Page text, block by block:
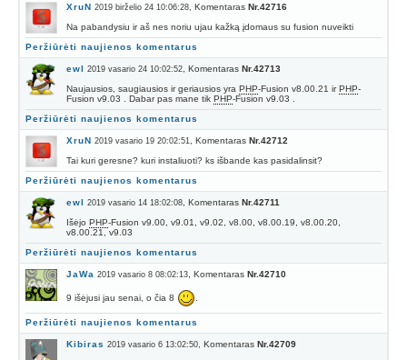
XruN 2019 birželio 24 10:06:28, Komentaras Nr.42716
Na pabandysiu ir aš nes noriu ujau kažką įdomaus su fusion nuveikti
Peržiūrėti naujienos komentarus
ewl 2019 vasario 24 10:02:52, Komentaras Nr.42713
Naujausios, saugiausios ir geriausios yra PHP-Fusion v8.00.21 irPHP-
Fusion v9.03 . Dabar pas mane tik PHP-Fusion v9.03 .
Peržiūrėti naujienos komentarus
XruN 2019 vasario 19 20:02:51 , Komentaras Nr.42712
Tai kuri geresne? kuri instaliuoti? ks išbande kas pasidalinsit?
Peržiūrėti naujienos komentarus
ewl 2019 vasario 14 18:02:08, Komentaras Nr.42711
Išėjo PHP-Fusion v9.00, v9.01, v9.02, v8.00, v8.00.19, v8.00.20,
v8.00.21, v9.03
Peržiūrėti naujienos komentarus
JaWa 2019 vasario 8 08:02:13, Komentaras Nr.42710
9 išėjusi jau senai, o čia 8
Peržiūrėti naujienos komentarus
Kibiras 2019 vasario 6 13:02:50, Komentaras Nr.42709